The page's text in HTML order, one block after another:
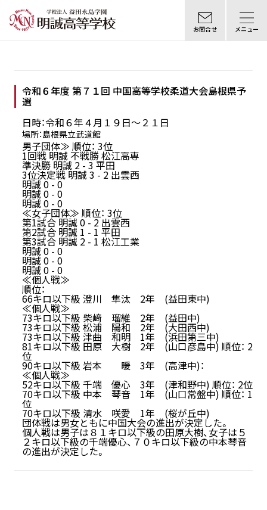
お問合せ メニュー
令和６年度 第７１回 中国高等学校柔道大会島根県予
選
日時：令和６年４月１９日〜２１日
場所：島根県立武道館
男子団体≫ 順位： 3位
1回戦 明誠 不戦勝 松江高専
準決勝 明誠 2 - 3 平田
3位決定戦 明誠 3 - 2 出雲西
明誠 0 - 0
明誠 0 - 0
明誠 0 - 0
≪女子団体≫ 順位： 3位
第1試合 明誠 0 - 2 出雲西
第2試合 明誠 1 - 1 平田
第3試合 明誠 2 - 1 松江工業
明誠 0 - 0
明誠 0 - 0
明誠 0 - 0
≪個人戦≫
順位：
66キロ以下級 澄川 隼汰 2年 (益田東中)
≪個人戦≫
73キロ以下級 柴﨑 瑠維 2年 (益田中)
73キロ以下級 松浦 陽和 2年 (大田西中)
73キロ以下級 津曲 和明 1年 (浜田第三中)
81キロ以下級 田原 大樹 2年 (山口彦島中) 順位： 2
位
90キロ以下級 岩本 暖 3年 (高津中)：
≪個人戦≫
52キロ以下級 千端 優心 3年 (津和野中) 順位： 2位
70キロ以下級 中本 琴音 1年 (山口常盤中) 順位： 1
位
70キロ以下級 清水 咲愛 1年 (桜が丘中)
団体戦は男女ともに中国大会の進出が決定した。
個人戦は男子は８１キロ以下級の田原大樹、女子は５
２キロ以下級の千端優心、７０キロ以下級の中本琴音
の進出が決定した。